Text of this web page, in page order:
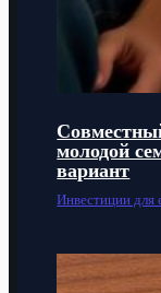
молодой
вариант
Инвестиции для